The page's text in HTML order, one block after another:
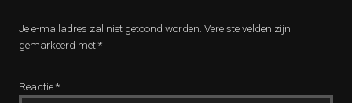
Je e-mailadres zal niet getoond worden. Vereiste velden zijn
gemarkeerd met*
Reactie*